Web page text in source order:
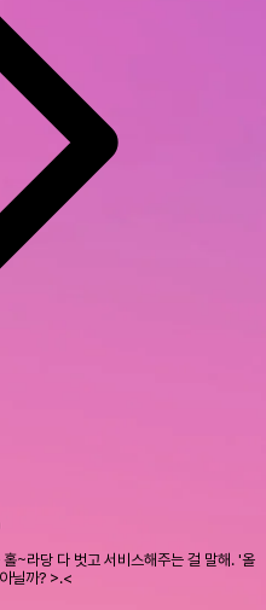
~라당 다 벗고 서비스해주는 걸 말해. '올
닐까? >.<